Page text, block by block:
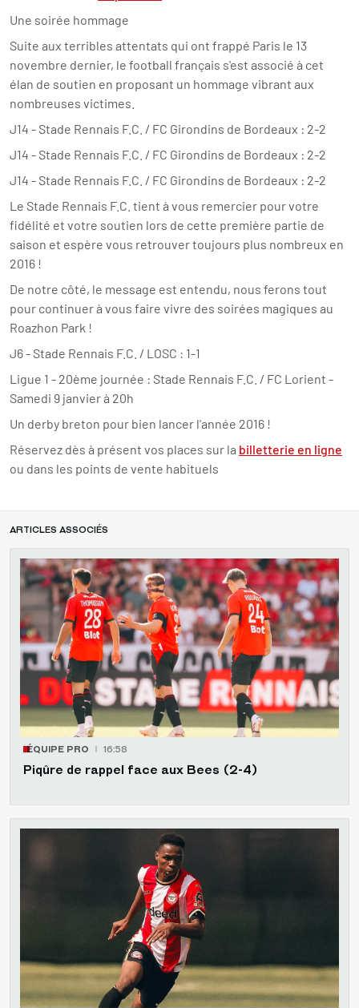
Une soirée hommage
Suite aux terribles attentats qui ont frappé Paris le 13
novembre dernier, le football français s'est associé à cet
élan de soutien en proposant un hommage vibrant aux
nombreuses victimes.
J14 - Stade Rennais F.C. / FC Girondins de Bordeaux : 2-2
J14 - Stade Rennais F.C. / FC Girondins de Bordeaux : 2-2
J14 - Stade Rennais F.C. / FC Girondins de Bordeaux : 2-2
Le Stade Rennais F.C. tient à vous remercier pour votre
fidélité et votre soutien lors de cette première partie de
saison et espère vous retrouver toujours plus nombreux en
2016 !
De notre côté, le message est entendu, nous ferons tout
pour continuer à vous faire vivre des soirées magiques au
Roazhon Park !
J6 - Stade Rennais F.C. / LOSC : 1-1
Ligue 1 - 20ème journée : Stade Rennais F.C. / FC Lorient -
Samedi 9 janvier à 20h
Un derby breton pour bien lancer l'année 2016 !
Réservez dès à présent vos places sur la billetterie en ligne
ou dans les points de vente habituels
ARTICLES ASSOCIÉS
ÉQUIPE PRO 16:58
Piqûre de rappel face aux Bees (2-4)